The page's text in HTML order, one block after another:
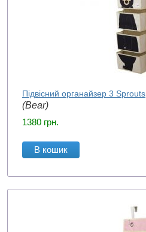
Підвісний органайзер 3 Sprouts
(Bear)
1380 грн.
В кошик